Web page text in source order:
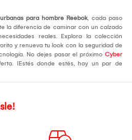
para hombre Reebok, cada paso
la diferencia de caminar con un calzado
reales. Explora la colección
y renueva tu look con la seguridad de
No dejes pasar el próximo Cyber
¡Estés donde estés, hay un par de